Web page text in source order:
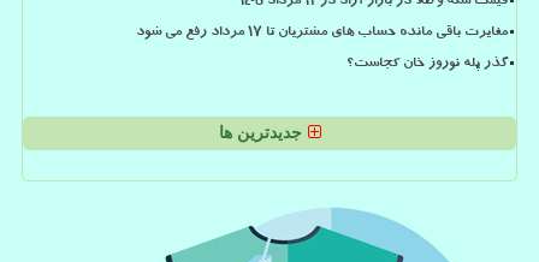
مغایرت باقی مانده حساب های مشتریان تا 17 مرداد رفع می شود
گذر پله نوروز خان کجاست؟
جدیدترین ها